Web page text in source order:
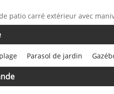
patio carré extérieur avec
Parasol de jardin